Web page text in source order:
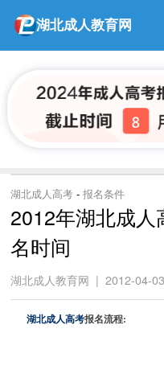
湖北成人教育网
湖北成人高考 -报名条件
2012年湖北成
名时间
湖北成人教育网 | 2012-04-03
湖北成人高考报名流程: